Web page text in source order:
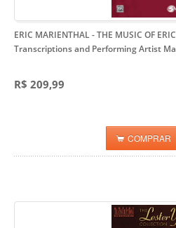
ERIC MARIENTHAL - THE MUSIC OF
Transcriptions and Performing Artist
R$ 209,99
COMPRAR